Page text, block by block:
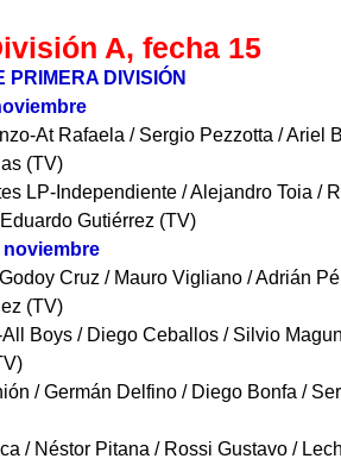
A, fecha 15
PRIMERA DIVISIÓN
At Rafaela / Sergio Pezzotta / Ariel
(TV)
LP-Independiente / Alejandro Toia /
Gutiérrez (TV)
noviembre
Cruz / Mauro Vigliano / Adrián
(TV)
Boys / Diego Ceballos / Silvio
/ Germán Delfino / Diego Bonfa /
/ Néstor Pitana / Rossi Gustavo /